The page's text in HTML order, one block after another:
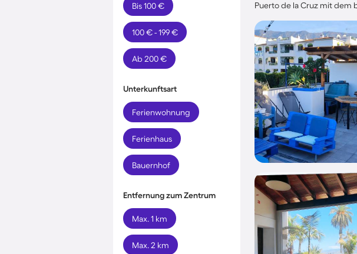
Bis 100 €
100 € - 199 €
Ab 200 €
Unterkunftsart
Ferienwohnung
Ferienhaus
Bauernhof
Entfernung zum Zentrum
Max. 1 km
Max. 2 km
Puerto de la Cruz mit dem